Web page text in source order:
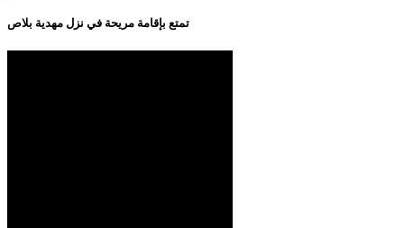
تمتع بإقامة مريحة في نزل مهدية بلاص